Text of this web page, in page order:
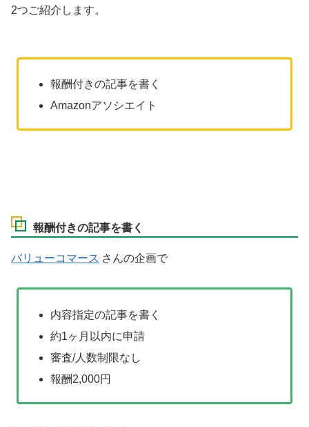
2つご紹介します。
報酬付きの記事を書く
Amazonアソシエイト
報酬付きの記事を書く
バリューコマース さんの企画で
内容指定の記事を書く
約1ヶ月以内に申請
審査/人数制限なし
報酬2,000円